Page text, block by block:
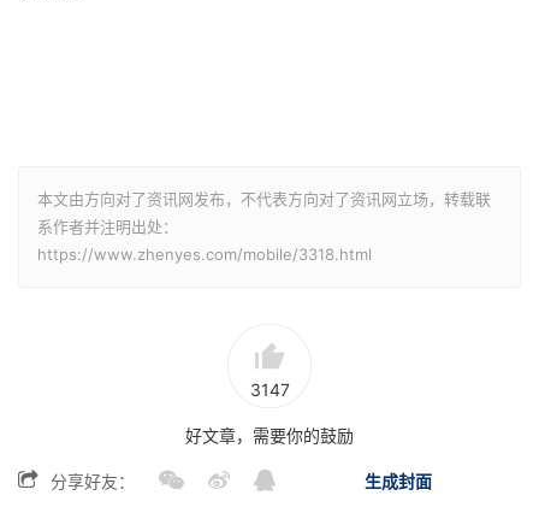
本文由方向对了资讯网发布，不代表方向对了资讯网立场，转载联
系作者并注明出处：
https://www.zhenyes.com/mobile/3318.html
3147
好文章，需要你的鼓励
生成封面
分享好友：